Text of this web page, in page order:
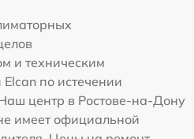
и техническим
по истечении
центр в Ростове-на-Дону
имеет официальной